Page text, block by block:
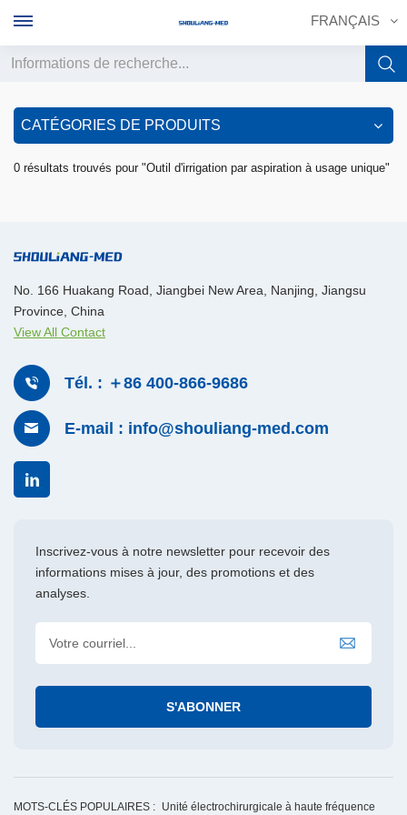
FRANÇAIS
English
français
CATÉGORIES DE PRODUITS
0 résultats trouvés pour "Outil d'irrigation par aspiration à usage unique"
No. 166 Huakang Road, Jiangbei New Area, Nanjing, Jiangsu
Province, China
View All Contact
Tél. : ＋86 400-866-9686
E-mail : info@shouliang-med.com
Inscrivez-vous à notre newsletter pour recevoir des
informations mises à jour, des promotions et des
analyses.
MOTS-CLÉS POPULAIRES : Unité électrochirurgicale à haute fréquence